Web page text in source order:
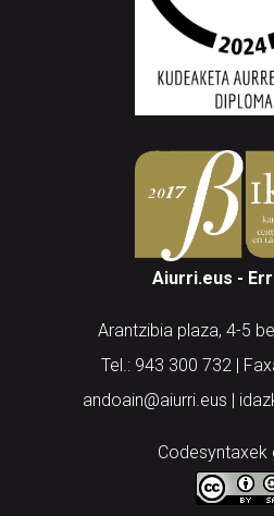
Aiurri.eus -
Arantzibia plaza, 4-5
Tel.: 943 300 732 |
andoain@aiurri.eus |
Codesyntaxek